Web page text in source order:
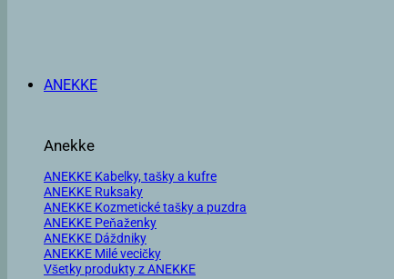
ANEKKE
Anekke
ANEKKE Kabelky, tašky a kufre
ANEKKE Ruksaky
ANEKKE Kozmetické tašky a puzdra
ANEKKE Peňaženky
ANEKKE Dáždniky
ANEKKE Milé vecičky
Všetky produkty z ANEKKE